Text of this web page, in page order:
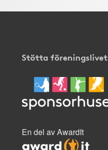
Stötta föreningslivet
En del av AwardIt